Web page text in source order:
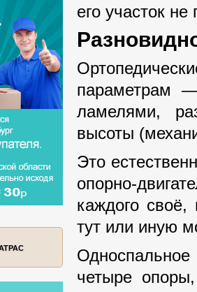
его участок
параметрам
ламелями,
высоты
Это
опорно-
каждого своё,
тут или иную
четыре